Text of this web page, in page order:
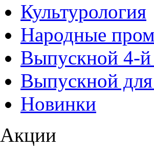
Культурология
Народные
Выпускной 4-й
Выпускной для
Новинки
Акции